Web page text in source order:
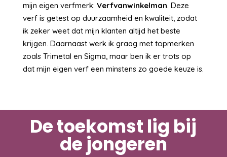
mijn eigen verfmerk: Verfvanwinkelman . Deze
verf is getest op duurzaamheid en kwaliteit, zodat
ik zeker weet dat mijn klanten altijd het beste
krijgen. Daarnaast werk ik graag met topmerken
zoals Trimetal en Sigma, maar ben ik er trots op
dat mijn eigen verf een minstens zo goede keuze is.
De toekomst lig bij
de jongeren